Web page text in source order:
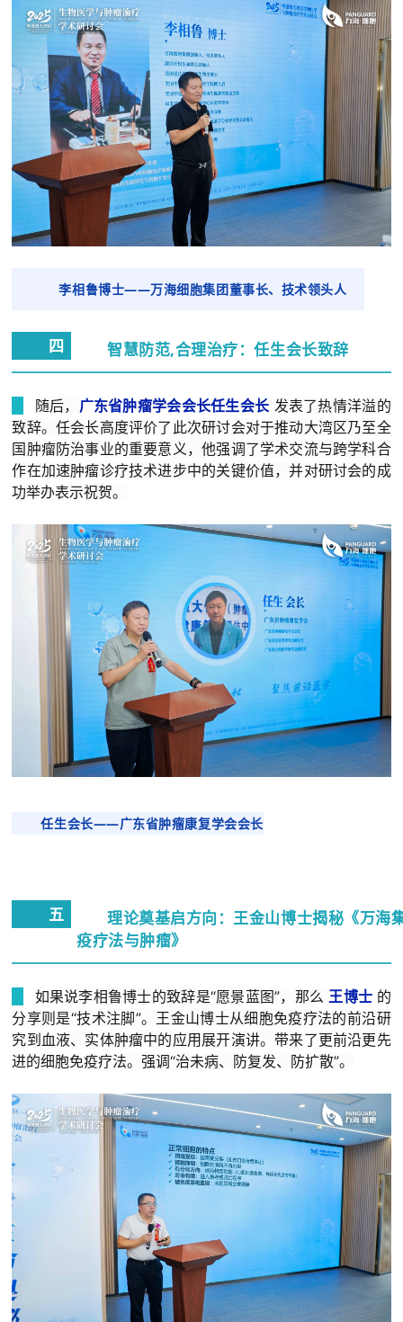
李相鲁博士——万海细胞集团董事长、技术领头人
四 智慧防范,合理治疗：任生会长致辞
随后， 广东省肿瘤学会会长任生会长 发表了热情洋溢的
致辞。任会长高度评价了此次研讨会对于推动大湾区乃至全
国肿瘤防治事业的重要意义，他强调了学术交流与跨学科合
作在加速肿瘤诊疗技术进步中的关键价值，并对研讨会的成
功举办表示祝贺。
任生会长——广东省肿瘤康复学会会长
五
理论奠基启方向：王金山博士揭秘《万海
疫疗法与肿瘤》
如果说李相鲁博士的致辞是“愿景蓝图”，那么王博士 的
分享则是“技术注脚”。王金山博士从细胞免疫疗法的前沿研
究到血液、实体肿瘤中的应用展开演讲。带来了更前沿更先
进的细胞免疫疗法。强调“治未病、防复发、防扩散”。